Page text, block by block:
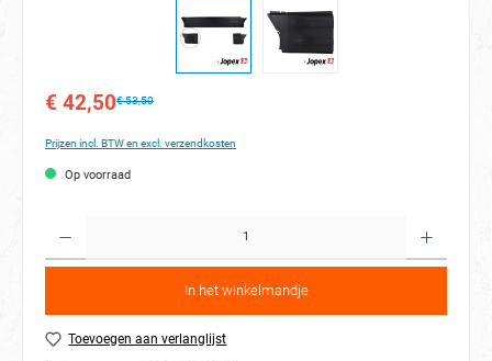
€ 42,50€ 53,50
Prijzen incl. BTW en excl. verzendkosten
Op voorraad
In het winkelmandje
Toevoegen aan verlanglijst